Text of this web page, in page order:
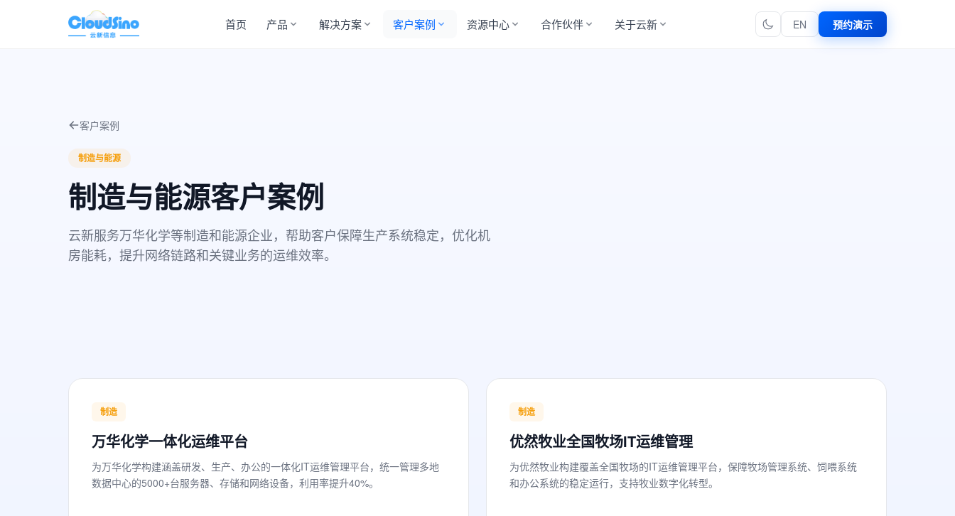
首页 产品 解决方案 客户案例 资源中心 合作伙伴 关于云新 EN 预约演示
客户案例
制造与能源
制造与能源客户案例
云新服务万华化学等制造和能源企业，帮助客户保障生产系统稳定，优化机
房能耗，提升网络链路和关键业务的运维效率。
制造
万华化学一体化运维平台
为万华化学构建涵盖研发、生产、办公的一体化IT运维管理平台，统一管理多地
数据中心的5000+台服务器、存储和网络设备，利用率提升40%。
制造
优然牧业全国牧场IT运维管理
为优然牧业构建覆盖全国牧场的IT运维管理平台，保障牧场管理系统、饲喂系统
和办公系统的稳定运行，支持牧业数字化转型。